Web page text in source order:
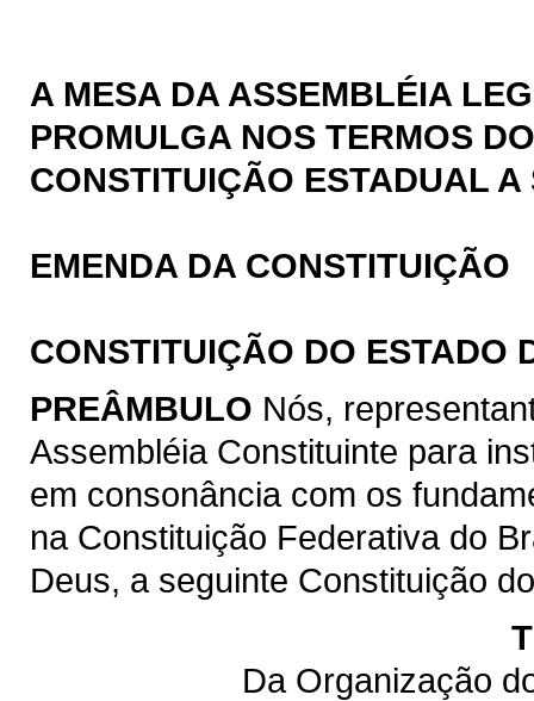
A MESA DA ASSEMBLÉIA
PROMULGA NOS TERMOS
CONSTITUIÇÃO ESTADUAL A
EMENDA DA CONSTITUIÇÃO
CONSTITUIÇÃO DO ESTADO
PREÂMBULO Nós,
Assembléia Constituinte para
em consonância com os
na Constituição Federativa do
Deus, a seguinte Constituição
Da Organização